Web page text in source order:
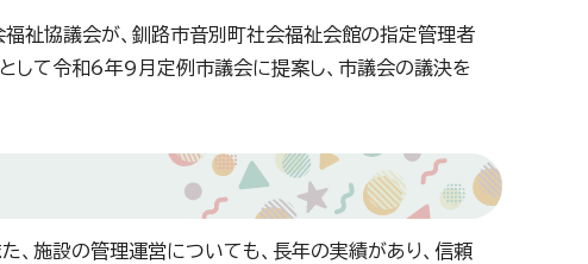
祉協議会が、釧路市音別町社会福祉会館の指定管理者
して令和6年9月定例市議会に提案し、市議会の議決を
、施設の管理運営についても、長年の実績があり、信頼